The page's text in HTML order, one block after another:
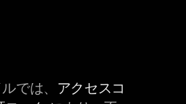
では、 アクセスコ